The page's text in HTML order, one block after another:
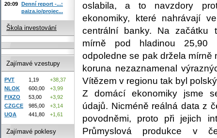
oslabila, a to navzdory
ekonomiky, které nahrávají
centrální banky. Na začátku
mírně pod hladinou 25,90
odpoledne se pak držela
koruna nezaznamenal
Vítězem v regionu tak byl
Z domácí ekonomiky jsme
údajů. Nicméně reálná data z
povodněmi, proto při jejich
Průmyslová produkce v
20:09 Denní report -...:
paiza.io/projec...
Škola investování
Zajímavé vzestupy
PVT 1,19
+38,37
NLOK
600,00
+3,99
FIXZO
53,00
+3,92
CZGCE
985,00
+3,14
UQA
441,80 +1,61
Zajímavé poklesy